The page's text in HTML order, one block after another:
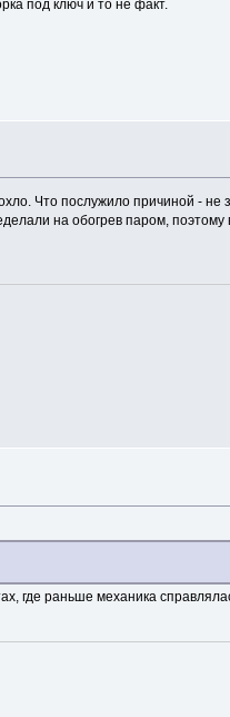
под ключ и то не факт.
Что послужило причиной -
на обогрев паром,
где раньше механика